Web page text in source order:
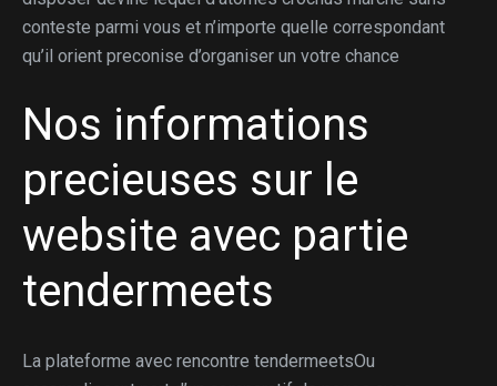
conteste parmi vous et n’importe quelle correspondant
qu’il orient preconise d’organiser un votre chance
Nos informations
precieuses sur le
website avec partie
tendermeets
La plateforme avec rencontre tendermeetsOu